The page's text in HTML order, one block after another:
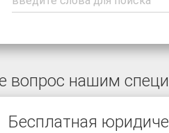
вопрос нашим
Бесплатная